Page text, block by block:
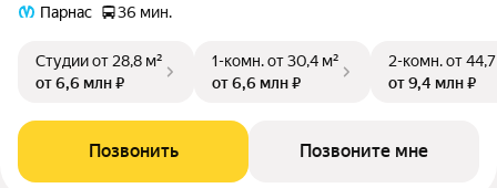
Парнас
36 мин.
Студииот 28,8 м²
от 6,6 млн ₽
1-комн.от 30,4 м²
от 6,6 млн ₽
2-комн.от
от 9,4 млн ₽
Позвонить Позвоните мне